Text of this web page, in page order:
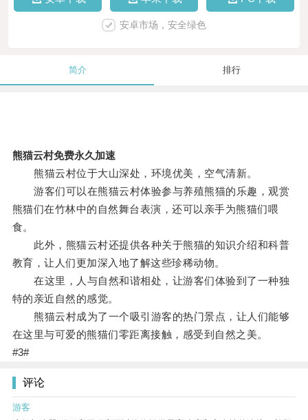
安卓市场，安全绿色
简介 排行
熊猫云村免费永久加速
熊猫云村位于大山深处，环境优美，空气清新。
游客们可以在熊猫云村体验参与养殖熊猫的乐趣，观赏
熊猫们在竹林中的自然舞台表演，还可以亲手为熊猫们喂
食。
此外，熊猫云村还提供各种关于熊猫的知识介绍和科普
教育，让人们更加深入地了解这些珍稀动物。
在这里，人与自然和谐相处，让游客们体验到了一种独
特的亲近自然的感觉。
熊猫云村成为了一个吸引游客的热门景点，让人们能够
在这里与可爱的熊猫们零距离接触，感受到自然之美。
#3#
评论
游客